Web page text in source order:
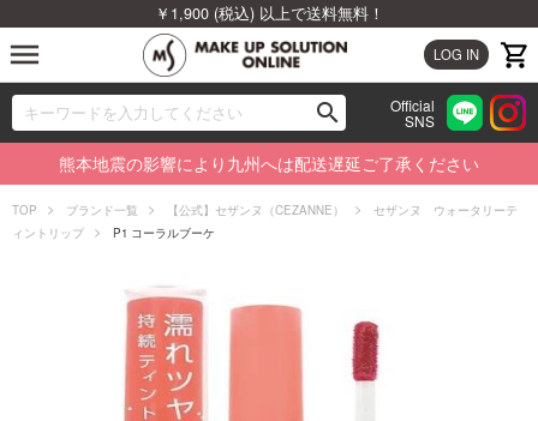
￥1,900 (税込) 以上で送料無料！
LOG IN
menu
search
00
Official
SNS
ブランドから探す
カテゴリから探す
ランキングから探す
特集から探す
熊本地震の影響により九州へは配送遅延ご了承ください
TOP ブランド一覧 【公式】セザンヌ（CEZANNE）
セザンヌ ウォータリーテ
ィントリップ
P1 コーラルブーケ